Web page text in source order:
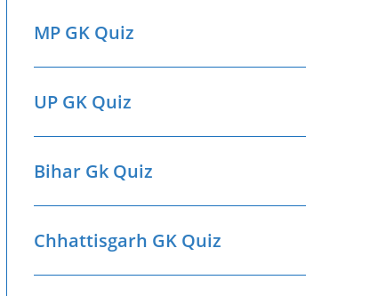
MP GK Quiz
UP GK Quiz
Bihar Gk Quiz
Chhattisgarh GK Quiz